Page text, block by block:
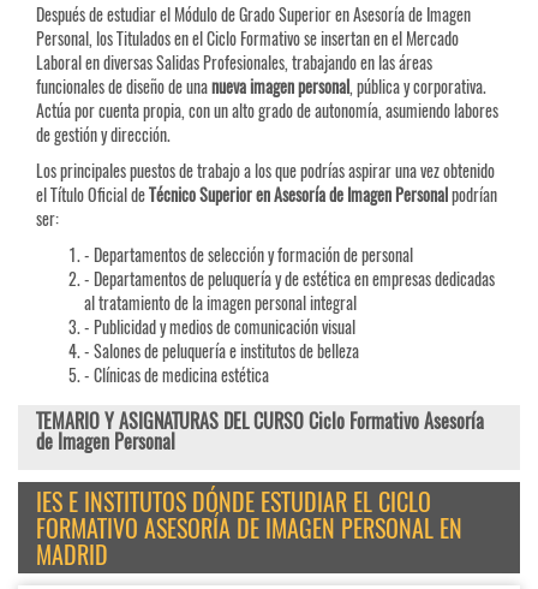
Después de estudiar el Módulo de Grado Superior en Asesoría de Imagen
Personal, los Titulados en el Ciclo Formativo se insertan en el Mercado
Laboral en diversas Salidas Profesionales, trabajando en las áreas
funcionales de diseño de unanueva imagen personal, pública y corporativa.
Actúa por cuenta propia, con un alto grado de autonomía, asumiendo labores
de gestión y dirección.
Los principales puestos de trabajo a los que podrías aspirar una vez obtenido
el Título Oficial deTécnico Superior en Asesoría de Imagen Personalpodrían
ser:
- Departamentos de selección y formación de personal
- Departamentos de peluquería y de estética en empresas dedicadas
al tratamiento de la imagen personal integral
- Publicidad y medios de comunicación visual
- Salones de peluquería e institutos de belleza
- Clínicas de medicina estética
TEMARIO Y ASIGNATURAS DEL CURSO Ciclo Formativo Asesoría
de Imagen Personal
IES E INSTITUTOS DÓNDE ESTUDIAR EL CICLO
FORMATIVO ASESORÍA DE IMAGEN PERSONAL EN
MADRID